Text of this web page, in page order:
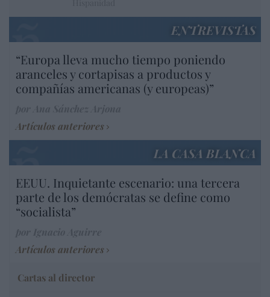
ENTREVISTAS
“Europa lleva mucho tiempo poniendo
aranceles y cortapisas a productos y
compañías americanas (y europeas)”
Artículos anteriores
LA CASA BLANCA
EEUU. Inquietante escenario: una tercera
parte de los demócratas se define como
“socialista”
Artículos anteriores
Cartas al director